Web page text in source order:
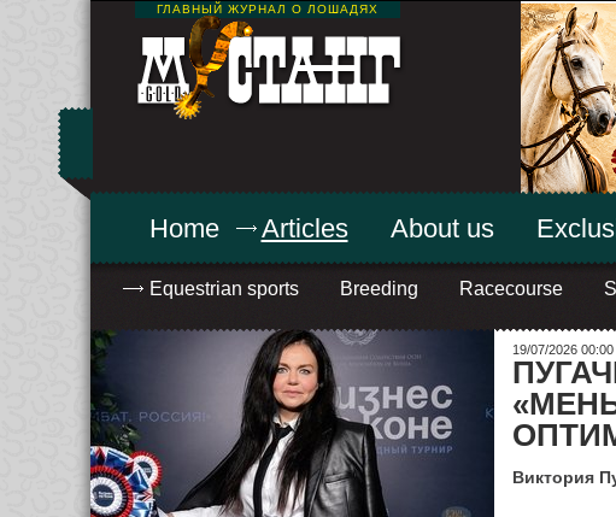
ГЛАВНЫЙ ЖУРНАЛ О ЛОШАДЯХ
Home Articles
Equestrian sports Breeding Racecourse
About us
19/07/2026 00:00
Виктория